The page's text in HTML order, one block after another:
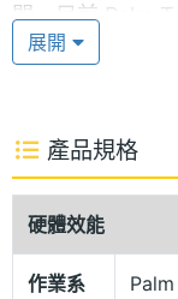
間，目前 Palm
推出。香港已於
少了天線 保留
Palm Treo 680
展開
產品規格
硬體效能
作業系